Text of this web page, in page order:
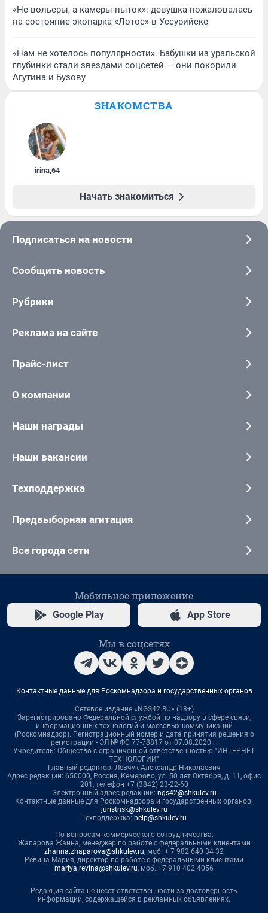
«Не вольеры, а камеры пыток»: девушка пожаловалась
на состояние экопарка «Лотос» в Уссурийске
«Нам не хотелось популярности». Бабушки из уральской
глубинки стали звездами соцсетей — они покорили
Агутина и Бузову
ЗНАКОМСТВА
irina,64
Начать знакомиться
Подписаться на новости
Сообщить новость
Рубрики
Реклама на сайте
Прайс-лист
О компании
Наши награды
Наши вакансии
Техподдержка
Предвыборная агитация
Все города сети
Мобильное приложение
Google Play App Store
Мы в соцсетях
Контактные данные для Роскомнадзора и государственных органов
Сетевое издание «NGS42.RU» (18+)
Зарегистрировано Федеральной службой по надзору в сфере связи,
информационных технологий и массовых коммуникаций
(Роскомнадзор). Регистрационный номер и дата принятия решения о
регистрации - ЭЛ № ФС 77-78817 от 07.08.2020 г.
Учредитель: Общество с ограниченной ответственностью "ИНТЕРНЕТ
ТЕХНОЛОГИИ"
Главный редактор: Левчук Александр Николаевич
Адрес редакции: 650000, Россия, Кемерово, ул. 50 лет Октября, д. 11, офис
201, телефон +7 (3842) 23-22-60
Электронный адрес редакции: ngs42@shkulev.ru
Контактные данные для Роскомнадзора и государственных органов:
juristnsk@shkulev.ru
Техподдержка: help@shkulev.ru
По вопросам коммерческого сотрудничества:
Жапарова Жанна, менеджер по работе с федеральными клиентами
zhanna.zhaparova@shkulev.ru, моб. + 7 982 640 34 32
Ревина Мария, директор по работе с федеральными клиентами
mariya.revina@shkulev.ru, моб. +7 910 402 4056
Редакция сайта не несет ответственности за достоверность
информации, содержащейся в рекламных объявлениях.